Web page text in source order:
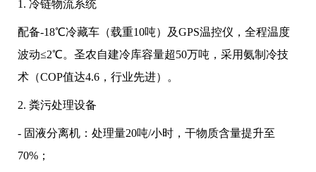
1. 冷链物流系统
配备-18℃冷藏车（载重10吨）及GPS温控仪，全程温度
波动≤2℃。圣农自建冷库容量超50万吨，采用氨制冷技
术（COP值达4.6，行业先进）。
2. 粪污处理设备
- 固液分离机：处理量20吨/小时，干物质含量提升至
70%；